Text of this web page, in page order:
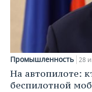
Промышленность 28
На автопилоте:
беспилотной